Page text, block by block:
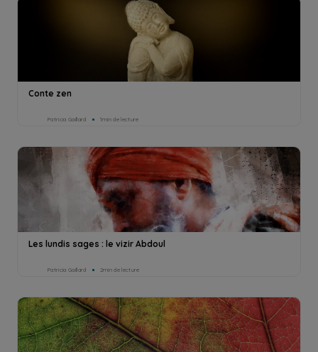
Conte zen
Patricia Gaillard 1min de lecture
Les lundis sages : le vizir Abdoul
Patricia Gaillard 2min de lecture